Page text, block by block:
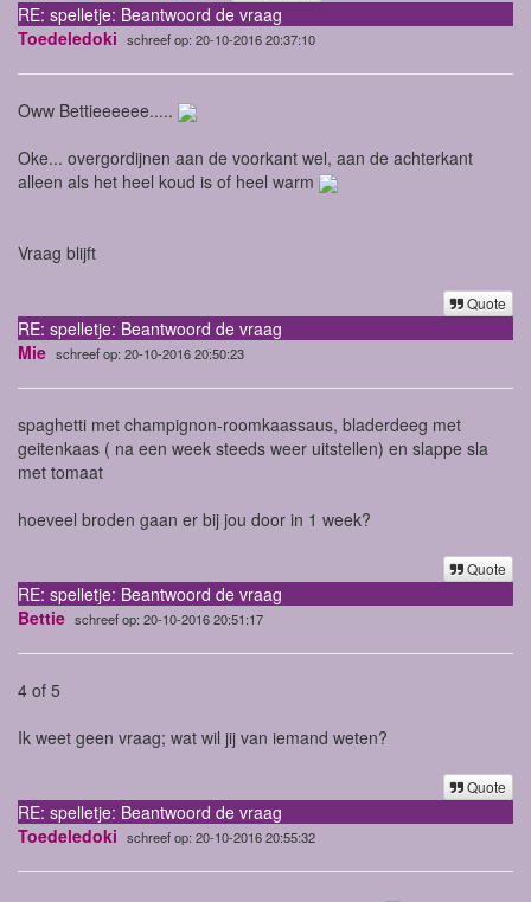
RE: spelletje: Beantwoord de vraag
Toedeledoki schreef op: 20-10-2016 20:37:10
Oww Bettieeeeee.....
Oke... overgordijnen aan de voorkant wel, aan de achterkant
alleen als het heel koud is of heel warm
Vraag blijft
Quote
RE: spelletje: Beantwoord de vraag
Mie schreef op: 20-10-2016 20:50:23
spaghetti met champignon-roomkaassaus, bladerdeeg met
geitenkaas ( na een week steeds weer uitstellen) en slappe sla
met tomaat
hoeveel broden gaan er bij jou door in 1 week?
Quote
RE: spelletje: Beantwoord de vraag
Bettie schreef op: 20-10-2016 20:51:17
4 of 5
Ik weet geen vraag; wat wil jij van iemand weten?
Quote
RE: spelletje: Beantwoord de vraag
Toedeledoki schreef op: 20-10-2016 20:55:32